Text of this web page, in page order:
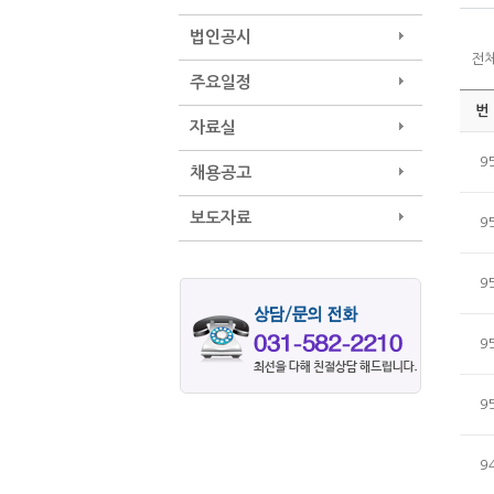
법인공시
주요일정
자료실
채용공고
보도자료
전체
번